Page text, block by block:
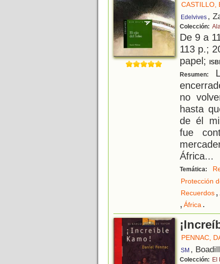
CASTILLO,
Edelvives ,
Colección:
De 9 a
113 p.;
papel;
Resumen:
no
hasta
de él
fue
África...
Temática:
Protección
Recuerdos,
, África.
PENNAC,
SM ,
Colección: El